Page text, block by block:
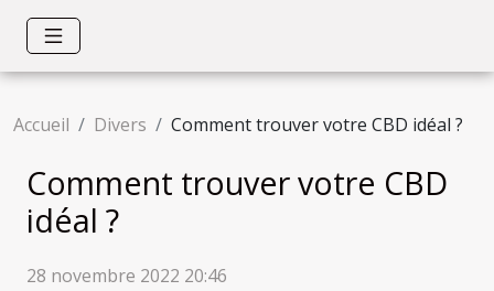
Accueil Divers Comment trouver votre CBD idéal ?
Comment trouver votre CBD
idéal ?
28 novembre 2022 20:46